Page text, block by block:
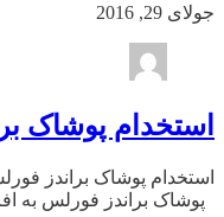
جولای 29, 2016
استخدام پوشاک
استخدام پوشاک براندز
پوشاک براندز فورلس به